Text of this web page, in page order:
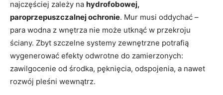
najczęściej zależy na hydrofobowej,
paroprzepuszczalnej ochronie. Mur musi oddychać –
para wodna z wnętrza nie może utknąć w przekroju
ściany. Zbyt szczelne systemy zewnętrzne potrafią
wygenerować efekty odwrotne do zamierzonych:
zawilgocenie od środka, pęknięcia, odspojenia, a nawet
rozwój pleśni wewnątrz.